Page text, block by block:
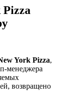
Pizza
York Pizza,
менеджера
возвращено